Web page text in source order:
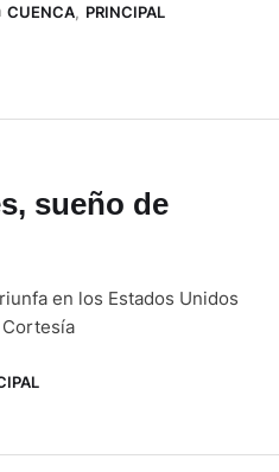
CUENCA, PRINCIPAL
sueño de
en los Estados Unidos
Cortesía